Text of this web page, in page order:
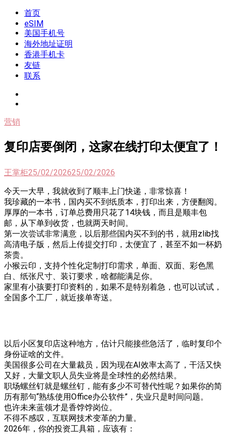
Skip
content
我是王掌柜
新闻酸菜馆|极客电台|自媒体联盟
首页
eSIM
美国手机号
海外地址证明
香港手机卡
友链
联系
营销
复印店要倒闭，这家在线打印太便宜了！
王掌柜25/02/202625/02/2026
今天一大早，我就收到了顺丰上门快递，非常惊喜！
我珍藏的一本书，国内买不到纸质本，打印出来，方便翻阅。
厚厚的一本书，订单总费用只花了14块钱，而且是顺丰包
邮，从下单到收货，也就两天时间。
第一次尝试非常满意，以后那些国内买不到的书，就用zlib找
高清电子版，然后上传提交打印，太便宜了，甚至不如一杯奶
茶贵。
小猴云印，支持个性化定制打印需求，单面、双面、彩色黑
白、纸张尺寸、装订要求，啥都能满足你。
家里有小孩要打印资料的，如果不是特别着急，也可以试试，
全国多个工厂，就近接单寄送。
以后小区复印店这种地方，估计只能接些急活了，临时复印个
身份证啥的文件。
美国很多公司在大量裁员，因为现在AI效率太高了，干活又快
又好，大量文职人员失业将是全球性的必然结果。
职场螺丝钉就是螺丝钉，能有多少不可替代性呢？如果你的简
历有那句“熟练使用Office办公软件”，失业只是时间问题。
也许未来蓝领才是香饽饽岗位。
不得不感叹，互联网技术变革的力量。
2026年，你的投资工具箱，应该有：